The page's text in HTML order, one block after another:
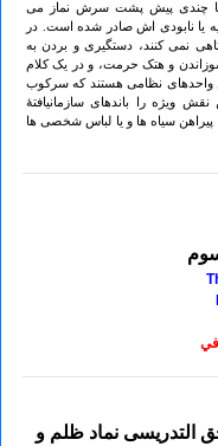
تا چندی پیش پشت سرش نماز می
یا نابودی اش صادر شده است. در
نمی کنند، دستگیری و بردن به
و هتک حرمت، و در یک کلام
واحدهای نظامی هستند که سرکوب
ویژه را باندهای سازمانیافتۀ
پیراهن سیاه ها و یا لباس شخصی ها
سوم
التدریسی نماد ظلم و